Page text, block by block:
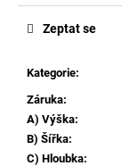
Měrná
Kategorie:
Záruka:
A) Výška:
B) Šířka:
C) Hloubka:
Zeptat se